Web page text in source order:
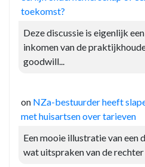
toekomst?
Deze discussie is eigenlijk
inkomen van de
goodwill...
on NZa-bestuurder heeft
met huisartsen over tarieven
Een mooie illustratie van een
wat uitspraken van de rechter